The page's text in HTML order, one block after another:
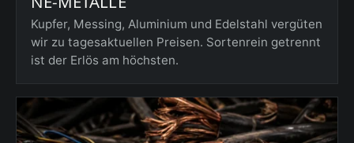
Kupfer, Messing, Aluminium und Edelstahl vergüten
wir zu tagesaktuellen Preisen. Sortenrein getrennt
ist der Erlös am höchsten.